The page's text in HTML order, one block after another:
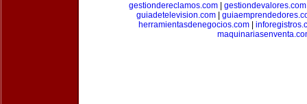
gestiondereclamos.com| gestiondevalores.com
guiadetelevision.com
herramientasdenegocios.com|